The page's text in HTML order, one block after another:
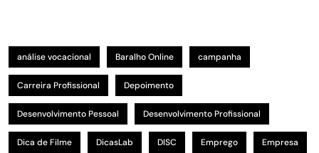
análise vocacional Baralho Online campanha
Carreira Profissional Depoimento
Desenvolvimento Pessoal Desenvolvimento Profissional
Dica de Filme DicasLab DISC Emprego Empresa